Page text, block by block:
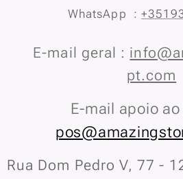
WhatsApp :
E-mail geral :
pt.com
E-mail apoio
Rua Dom Pedro V, 77 -